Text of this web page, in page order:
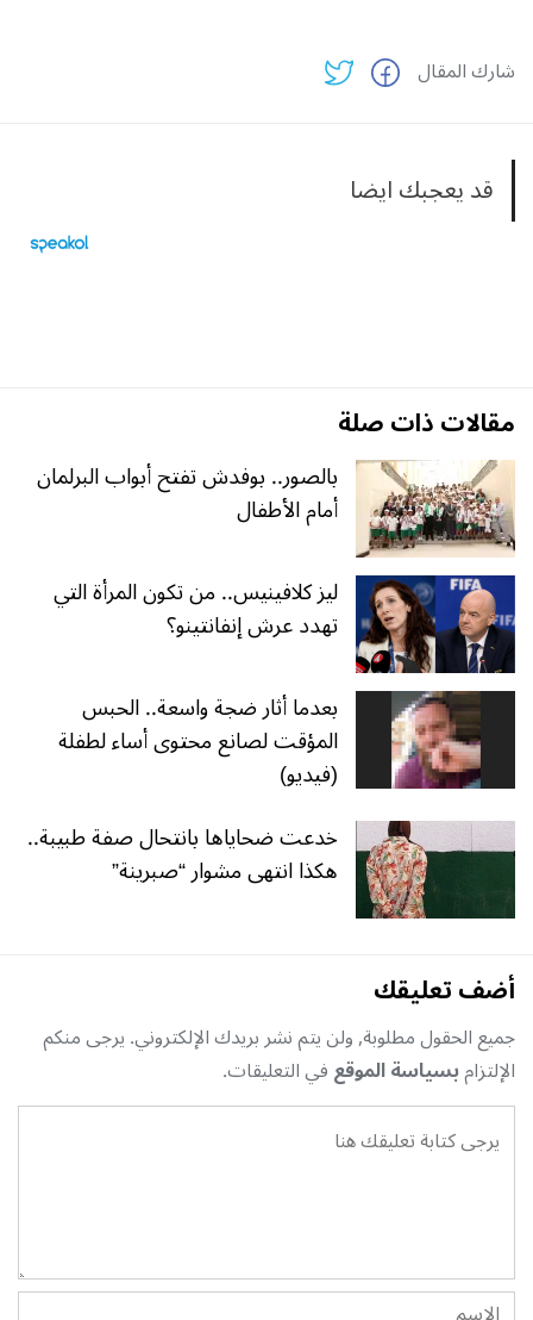
شارك المقال
قد يعجبك ايضا
مقالات ذات صلة
بالصور.. بوفدش تفتح أبواب البرلمان
أمام الأطفال
ليز كلافينيس.. من تكون المرأة التي
تهدد عرش إنفانتينو؟
بعدما أثار ضجة واسعة.. الحبس
المؤقت لصانع محتوى أساء لطفلة
(فيديو)
خدعت ضحاياها بانتحال صفة طبيبة..
هكذا انتهى مشوار “صبرينة”
أضف تعليقك
جميع الحقول مطلوبة, ولن يتم نشر بريدك الإلكتروني. يرجى منكم
الإلتزامبسياسة الموقعفي التعليقات.